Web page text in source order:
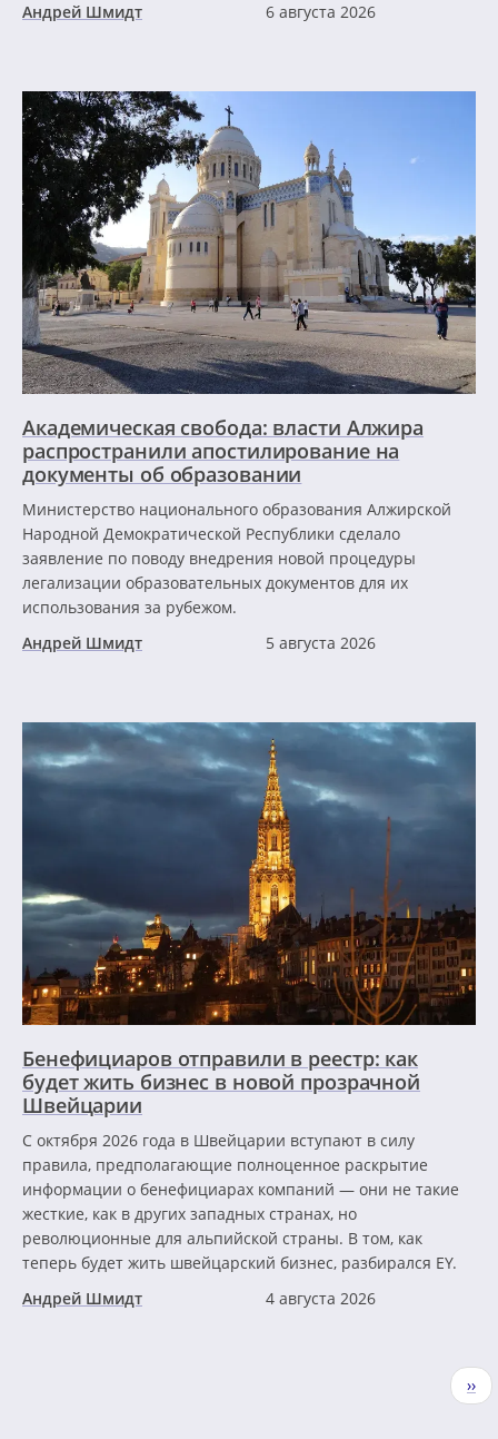
Андрей Шмидт
6 августа 2026
Академическая свобода: власти Алжира
распространили апостилирование на
документы об образовании
Министерство национального образования Алжирской
Народной Демократической Республики сделало
заявление по поводу внедрения новой процедуры
легализации образовательных документов для их
использования за рубежом.
Андрей Шмидт
5 августа 2026
Бенефициаров отправили в реестр: как
будет жить бизнес в новой прозрачной
Швейцарии
С октября 2026 года в Швейцарии вступают в силу
правила, предполагающие полноценное раскрытие
информации о бенефициарах компаний — они не такие
жесткие, как в других западных странах, но
революционные для альпийской страны. В том, как
теперь будет жить швейцарский бизнес, разбирался EY.
Андрей Шмидт
4 августа 2026
››